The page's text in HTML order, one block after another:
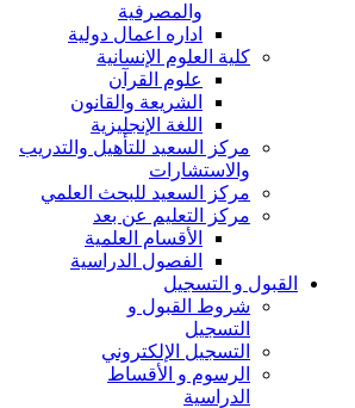
والمصرفية
اداره اعمال دولية
كلية العلوم الإنسانية
علوم القرآن
الشريعة والقانون
اللغة الإنجليزية
مركز السعيد للتأهيل والتدريب
والاستشارات
مركز السعيد للبحث العلمي
مركز التعليم عن بعد
الأقسام العلمية
الفصول الدراسية
القبول و التسجيل
شروط القبول و
التسجيل
التسجيل الإلكتروني
الرسوم و الأقساط
الدراسية